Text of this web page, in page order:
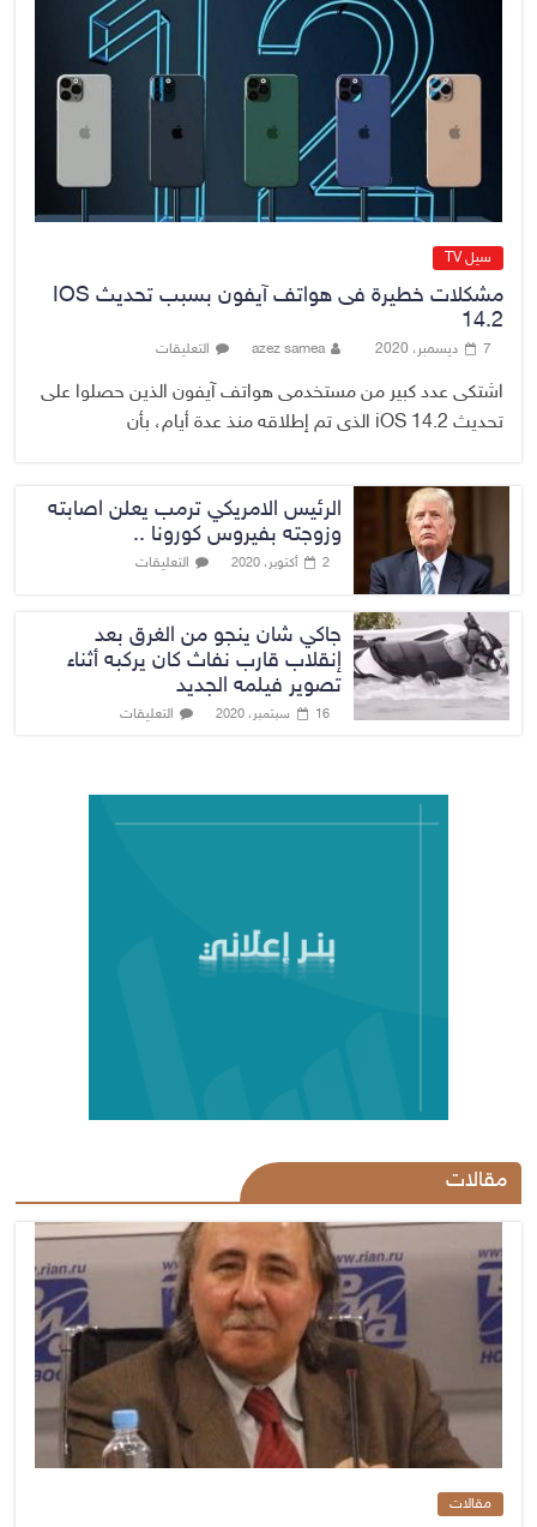
الدخيل يفتتح مستشفى الأورام
والطب النووي التخصصي في
الموصل
9 أغسطس، 2026 No Comment
سيل TV
مشكلات خطيرة فى هواتف آيفون بسبب تحديث IOS
14.2
7 ديسمبر، 2020 azez samea التعليقات
اشتكى عدد كبير من مستخدمى هواتف آيفون الذين حصلوا على
تحديث iOS 14.2 الذى تم إطلاقه منذ عدة أيام، بأن
الرئيس الامريكي ترمب يعلن اصابته
وزوجته بفيروس كورونا ..
2 أكتوبر، 2020 التعليقات
جاكي شان ينجو من الغرق بعد
إنقلاب قارب نفاث كان يركبه أثناء
تصوير فيلمه الجديد
16 سبتمبر، 2020 التعليقات
مقالات
مقالات